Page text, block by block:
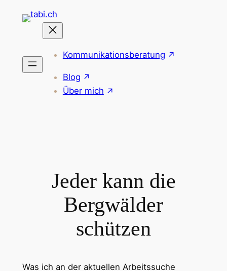
Inhalt
Kommunikationsberatung
Blog
Über mich
Jeder kann die
Bergwälder
schützen
Was ich an der aktuellen Arbeitssuche